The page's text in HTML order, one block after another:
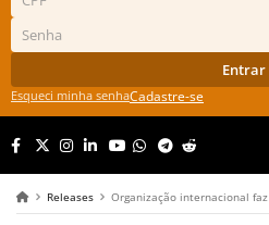
Entrar
Esqueci minha senhaCadastre-se
Releases Organização internacional faz